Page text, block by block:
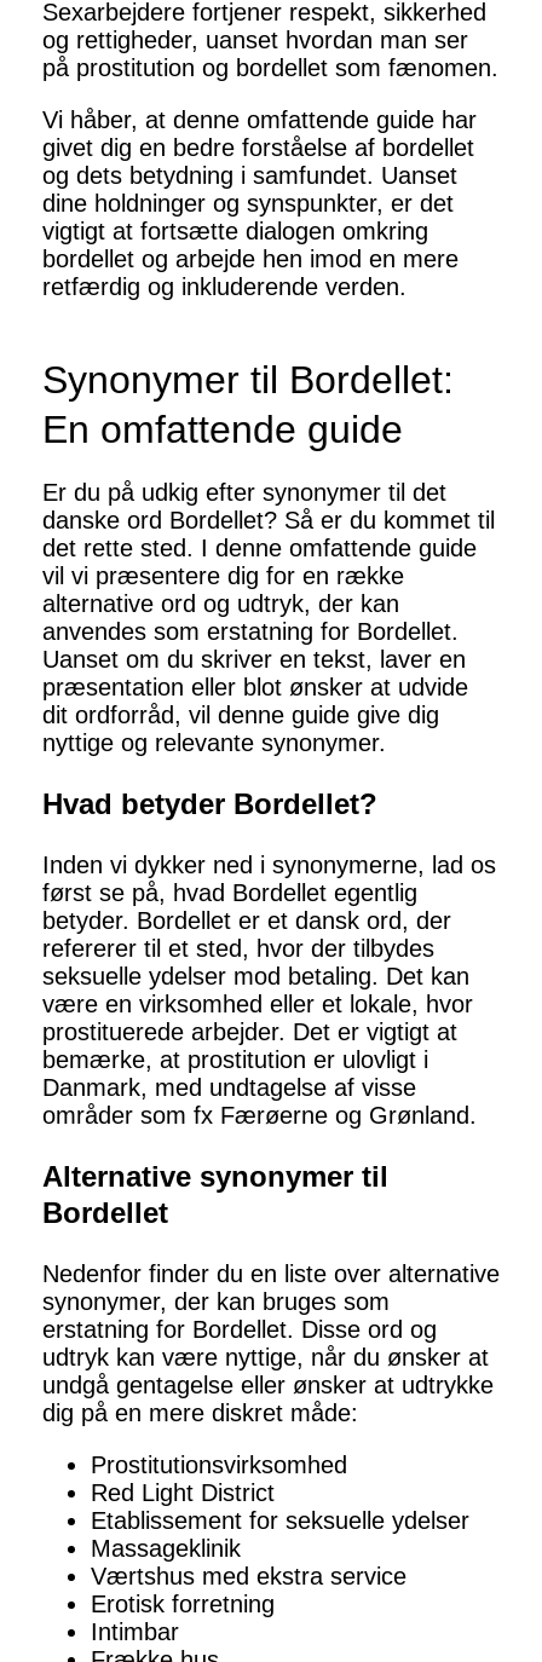
Sexarbejdere fortjener respekt, sikkerhed
og rettigheder, uanset hvordan man ser
på prostitution og bordellet som fænomen.
Vi håber, at denne omfattende guide har
givet dig en bedre forståelse af bordellet
og dets betydning i samfundet. Uanset
dine holdninger og synspunkter, er det
vigtigt at fortsætte dialogen omkring
bordellet og arbejde hen imod en mere
retfærdig og inkluderende verden.
Synonymer til Bordellet:
En omfattende guide
Er du på udkig efter synonymer til det
danske ord Bordellet? Så er du kommet til
det rette sted. I denne omfattende guide
vil vi præsentere dig for en række
alternative ord og udtryk, der kan
anvendes som erstatning for Bordellet.
Uanset om du skriver en tekst, laver en
præsentation eller blot ønsker at udvide
dit ordforråd, vil denne guide give dig
nyttige og relevante synonymer.
Hvad betyder Bordellet?
Inden vi dykker ned i synonymerne, lad os
først se på, hvad Bordellet egentlig
betyder. Bordellet er et dansk ord, der
refererer til et sted, hvor der tilbydes
seksuelle ydelser mod betaling. Det kan
være en virksomhed eller et lokale, hvor
prostituerede arbejder. Det er vigtigt at
bemærke, at prostitution er ulovligt i
Danmark, med undtagelse af visse
områder som fx Færøerne og Grønland.
Alternative synonymer til
Bordellet
Nedenfor finder du en liste over alternative
synonymer, der kan bruges som
erstatning for Bordellet. Disse ord og
udtryk kan være nyttige, når du ønsker at
undgå gentagelse eller ønsker at udtrykke
dig på en mere diskret måde:
Prostitutionsvirksomhed
Red Light District
Etablissement for seksuelle ydelser
Massageklinik
Værtshus med ekstra service
Erotisk forretning
Intimbar